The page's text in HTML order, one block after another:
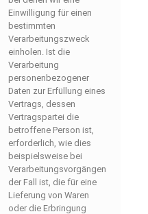
Einwilligung für einen
bestimmten
Verarbeitungszweck
einholen. Ist die
Verarbeitung
personenbezogener
Daten zur Erfüllung eines
Vertrags, dessen
Vertragspartei die
betroffene Person ist,
erforderlich, wie dies
beispielsweise bei
Verarbeitungsvorgängen
der Fall ist, die für eine
Lieferung von Waren
oder die Erbringung